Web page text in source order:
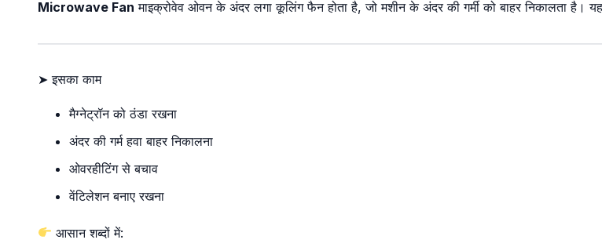
Microwave Fan माइक्रोवेव ओवन के अंदर लगा कूलिंग फैन होता है, जो मशीन के अंदर की गर्मी को बाहर निकालता है।
➤ इसका काम
मैग्नेट्रॉन को ठंडा रखना
अंदर की गर्म हवा बाहर निकालना
ओवरहीटिंग से बचाव
वेंटिलेशन बनाए रखना
आसान शब्दों में: